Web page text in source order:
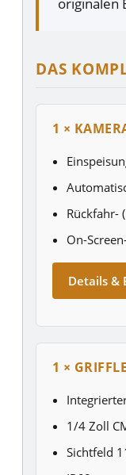
DAS
1 ×
Rückfahr-
On-
Details &
1 ×
1/4 Zoll
Sichtfeld